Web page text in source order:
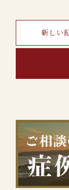
新しい